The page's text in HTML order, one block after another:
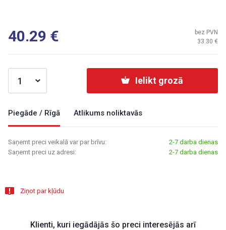
40.29 33.30
bez PVN
Ielikt grozā
Piegāde / Rīgā Atlikums noliktavās
Saņemt preci veikalā var par brīvu:
2-7 darba dienas
Saņemt preci uz adresi:
2-7 darba dienas
Ziņot par kļūdu
Klienti, kuri iegādājās šo preci interesējās arī